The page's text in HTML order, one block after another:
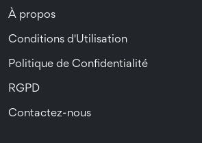
À propos
Conditions d'Utilisation
Politique de Confidentialité
RGPD
Contactez-nous